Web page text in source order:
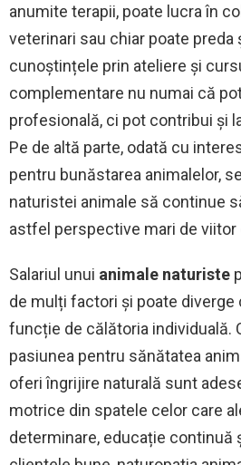
anumite terapii, poate lucra în
veterinari sau chiar poate preda
cunoștințele prin ateliere și
complementare nu numai că
profesională, ci pot contribui și
Pe de altă parte, odată cu
pentru bunăstarea animalelor,
naturistei animale să continue
astfel perspective mari de viitor
Salariul unui animale naturiste
de mulți factori și poate diverge
funcție de călătoria individuală.
pasiunea pentru sănătatea
oferi îngrijire naturală sunt
motrice din spatele celor care
determinare, educație continuă